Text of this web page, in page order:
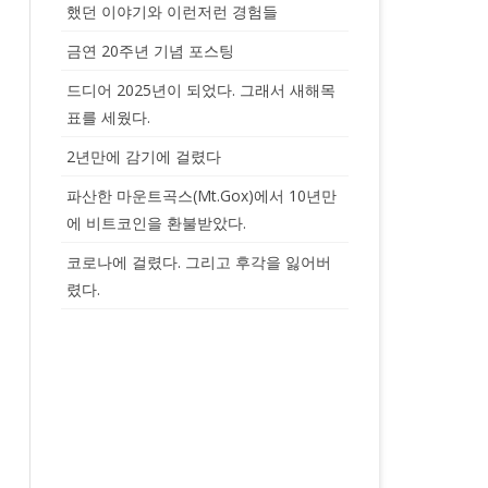
했던 이야기와 이런저런 경험들
금연 20주년 기념 포스팅
드디어 2025년이 되었다. 그래서 새해목
표를 세웠다.
2년만에 감기에 걸렸다
파산한 마운트곡스(Mt.Gox)에서 10년만
에 비트코인을 환불받았다.
코로나에 걸렸다. 그리고 후각을 잃어버
렸다.